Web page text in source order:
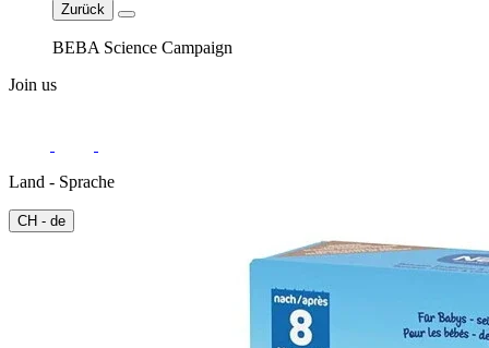
Zurück
BEBA Science Campaign
Join us
Land - Sprache
CH - de